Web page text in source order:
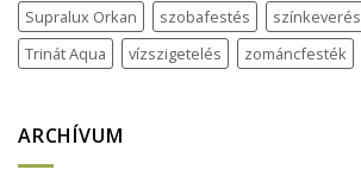
Supralux Orkan
szobafestés színkeverés
Trinát Aqua
vízszigetelés zománcfesték
ARCHÍVUM